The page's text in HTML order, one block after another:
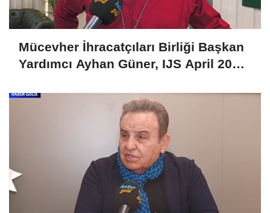
Mücevher İhracatçıları Birliği Başkan
Yardımcı Ayhan Güner, IJS April 2025